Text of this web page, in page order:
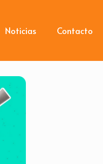
Noticias Contacto